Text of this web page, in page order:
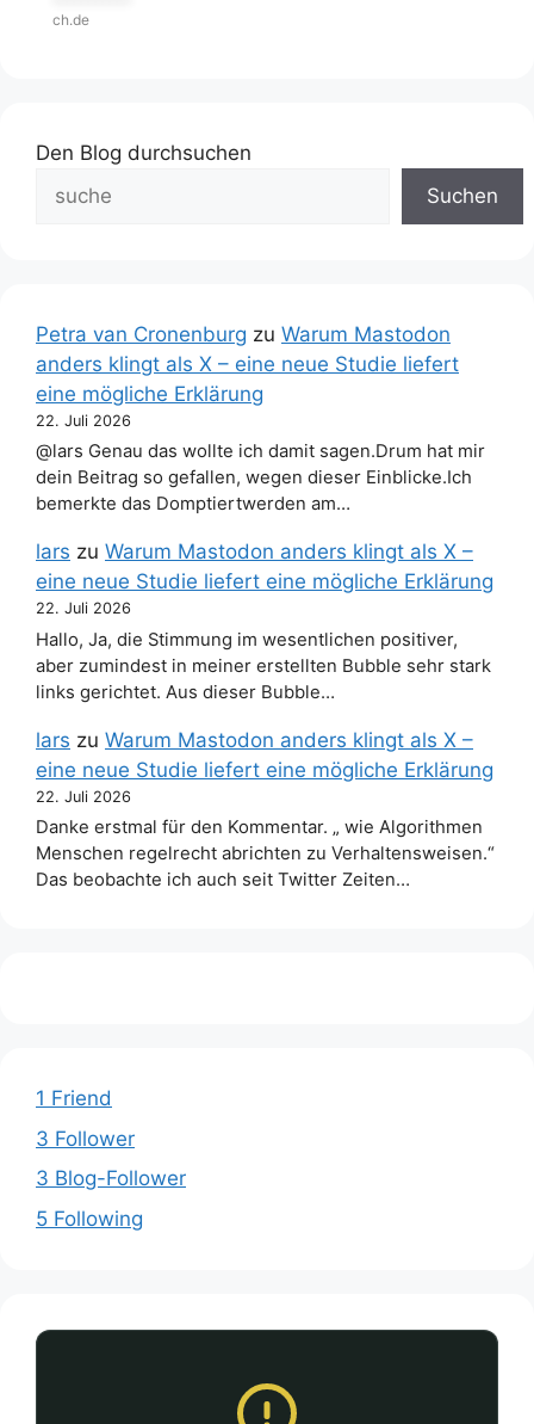
ch.de
Den Blog durchsuchen
Suchen
Petra van Cronenburg zu Warum Mastodon
anders klingt als X – eine neue Studie liefert
eine mögliche Erklärung
22. Juli 2026
@lars Genau das wollte ich damit sagen.Drum hat mir
dein Beitrag so gefallen, wegen dieser Einblicke.Ich
bemerkte das Domptiertwerden am…
lars zu Warum Mastodon anders klingt als X –
eine neue Studie liefert eine mögliche Erklärung
22. Juli 2026
Hallo, Ja, die Stimmung im wesentlichen positiver,
aber zumindest in meiner erstellten Bubble sehr stark
links gerichtet. Aus dieser Bubble…
lars zu Warum Mastodon anders klingt als X –
eine neue Studie liefert eine mögliche Erklärung
22. Juli 2026
Danke erstmal für den Kommentar. „ wie Algorithmen
Menschen regelrecht abrichten zu Verhaltensweisen.“
Das beobachte ich auch seit Twitter Zeiten…
1 Friend
3 Follower
3 Blog-Follower
5 Following